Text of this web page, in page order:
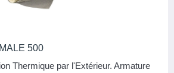
500
Thermique par l'Extérieur. Armature